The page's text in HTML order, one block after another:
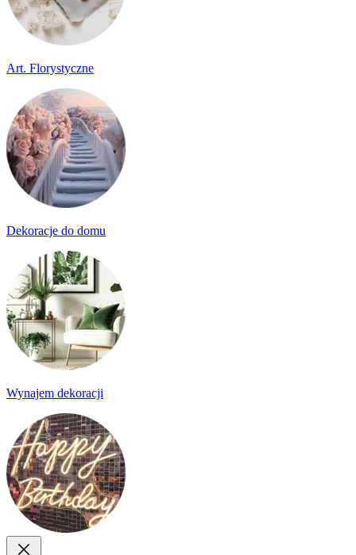
Art. Florystyczne
Dekoracje do domu
Wynajem dekoracji